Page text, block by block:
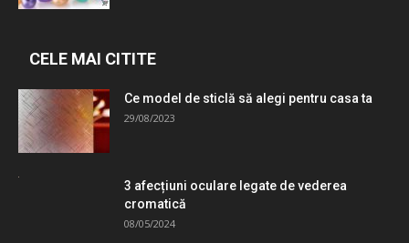
CELE MAI CITITE
Ce model de sticlă să alegi pentru casa ta
29/08/2023
3 afecțiuni oculare legate de vederea
cromatică
08/05/2024